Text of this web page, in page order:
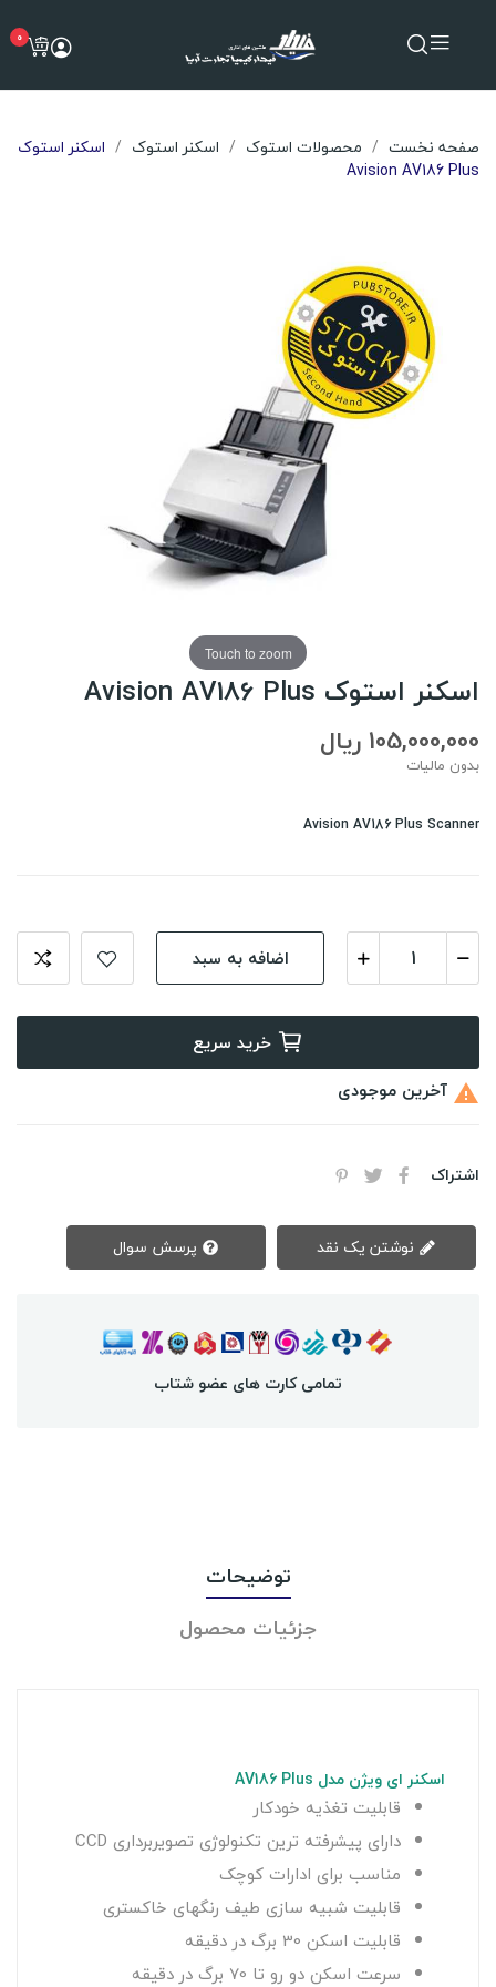
0
صفحه نخست محصولات استوک اسکنر استوک
اسکنر استوک
Avision AV186 Plus
Touch to zoom
اسکنر استوک Avision AV186 Plus
105,000,000 ریال
بدون مالیات
Avision AV186 Plus Scanner
اضافه به سبد
خرید سریع
 آخرین موجودی
اشتراک
تمامی کارت های عضو شتاب
توضیحات
جزئیات محصول
اسکنر ای ویژن مدل AV186 Plus
قابلیت تغذیه خودکار
دارای پیشرفته ترین تکنولوژی تصویربرداری CCD
مناسب برای ادارات کوچک
قابلیت شبيه سازی طيف رنگهای خاكستری
قابلیت اسکن 30 برگ در دقیقه
سرعت اسکن دو رو تا 70 برگ در دقیقه